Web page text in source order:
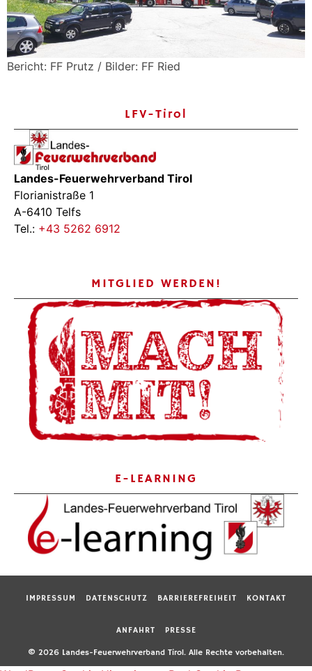
Bericht: FF Prutz / Bilder: FF Ried
LFV-Tirol
Landes-Feuerwehrverband Tirol
Florianistraße 1
A-6410 Telfs
Tel.: +43 5262 6912
MITGLIED WERDEN!
E-LEARNING
IMPRESSUM DATENSCHUTZ BARRIEREFREIHEIT KONTAKT
ANFAHRT PRESSE
© 2026 Landes-Feuerwehrverband Tirol. Alle Rechte vorbehalten.